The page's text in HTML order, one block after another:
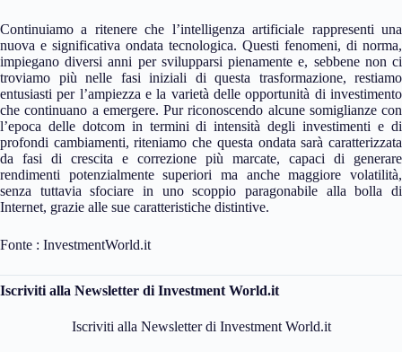
Continuiamo a ritenere che l’intelligenza artificiale rappresenti una
nuova e significativa ondata tecnologica. Questi fenomeni, di norma,
impiegano diversi anni per svilupparsi pienamente e, sebbene non ci
troviamo più nelle fasi iniziali di questa trasformazione, restiamo
entusiasti per l’ampiezza e la varietà delle opportunità di investimento
che continuano a emergere. Pur riconoscendo alcune somiglianze con
l’epoca delle dotcom in termini di intensità degli investimenti e di
profondi cambiamenti, riteniamo che questa ondata sarà caratterizzata
da fasi di crescita e correzione più marcate, capaci di generare
rendimenti potenzialmente superiori ma anche maggiore volatilità,
senza tuttavia sfociare in uno scoppio paragonabile alla bolla di
Internet, grazie alle sue caratteristiche distintive.
Fonte : InvestmentWorld.it
Iscriviti alla Newsletter di Investment World.it
Iscriviti alla Newsletter di Investment World.it